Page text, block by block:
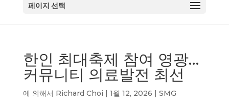
페이지 선택
한인 최대축제 참여 영광…
커뮤니티 의료발전 최선
에 의해서 Richard Choi | 1월 12, 2026 | SMG